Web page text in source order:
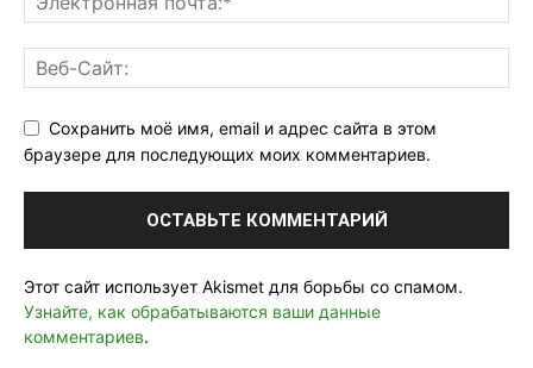
Сохранить моё имя, email и адрес сайта в этом
браузере для последующих моих комментариев.
Этот сайт использует Akismet для борьбы со спамом.
Узнайте, как обрабатываются ваши данные
комментариев.